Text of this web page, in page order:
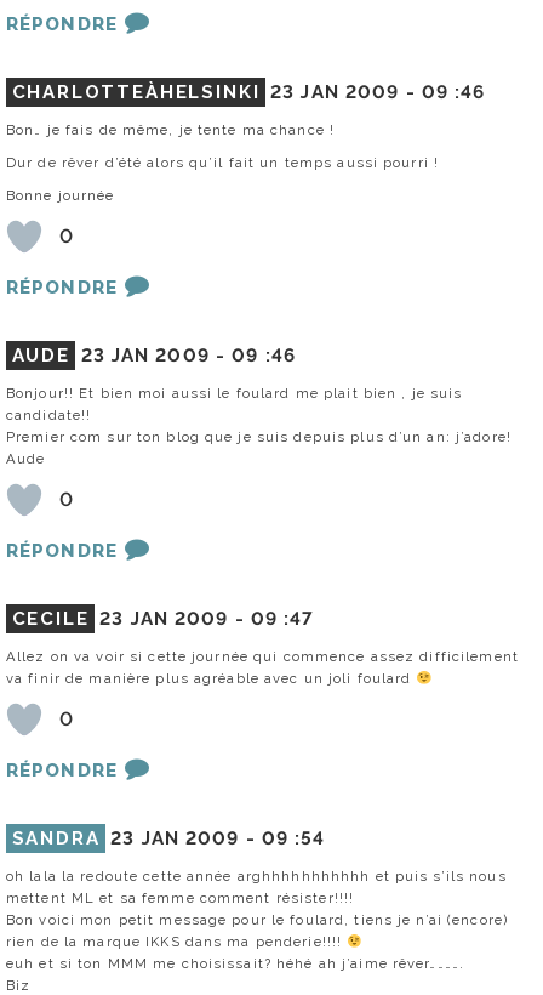
RÉPONDRE
CHARLOTTEÀHELSINKI 23 JAN 2009 - 09 :46
Bon… je fais de même, je tente ma chance !
Dur de rêver d’été alors qu’il fait un temps aussi pourri !
Bonne journée
0
RÉPONDRE
AUDE 23 JAN 2009 -09 :46
Bonjour!! Et bien moi aussi le foulard me plait bien , je suis
candidate!!
Premier com sur ton blog que je suis depuis plus d’un an: j’adore!
Aude
0
RÉPONDRE
CECILE 23 JAN 2009 - 09 :47
Allez on va voir si cette journée qui commence assez difficilement
va finir de manière plus agréable avec un joli foulard
0
RÉPONDRE
SANDRA 23 JAN 2009 - 09 :54
oh lala la redoute cette année arghhhhhhhhhhh et puis s’ils nous
mettent ML et sa femme comment résister!!!!
Bon voici mon petit message pour le foulard, tiens je n’ai (encore)
rien de la marque IKKS dans ma penderie!!!!
euh et si ton MMM me choisissait? héhé ah j’aime rêver………….
Biz